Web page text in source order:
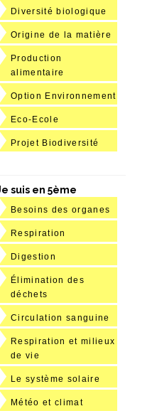
Diversité biologique
Origine de la matière
Production
alimentaire
Option Environnement
Eco-Ecole
Projet Biodiversité
suis en 5ème
Besoins des organes
Respiration
Digestion
Élimination des
déchets
Circulation sanguine
Respiration et milieux
de vie
Le système solaire
Météo et climat